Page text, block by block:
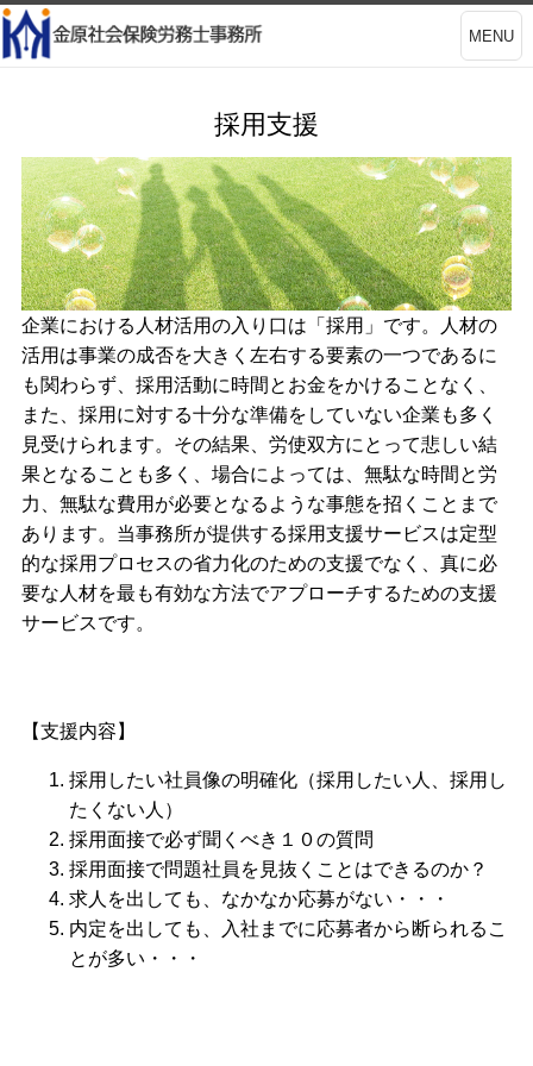
MENU
採用支援
企業における人材活用の入り口は「採用」です。人材の
活用は事業の成否を大きく左右する要素の一つであるに
も関わらず、採用活動に時間とお金をかけることなく、
また、採用に対する十分な準備をしていない企業も多く
見受けられます。その結果、労使双方にとって悲しい結
果となることも多く、場合によっては、無駄な時間と労
力、無駄な費用が必要となるような事態を招くことまで
あります。当事務所が提供する採用支援サービスは定型
的な採用プロセスの省力化のための支援でなく、真に必
要な人材を最も有効な方法でアプローチするための支援
サービスです。
【支援内容】
採用したい社員像の明確化（採用したい人、採用し
たくない人）
採用面接で必ず聞くべき１０の質問
採用面接で問題社員を見抜くことはできるのか？
求人を出しても、なかなか応募がない・・・
内定を出しても、入社までに応募者から断られるこ
とが多い・・・